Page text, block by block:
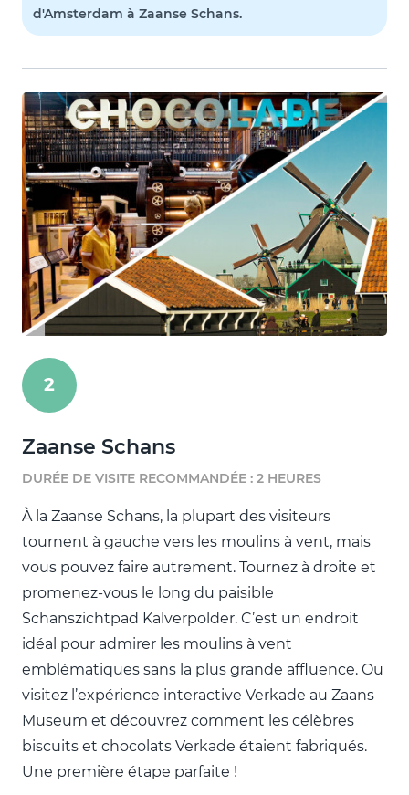
d'Amsterdam à Zaanse Schans.
2
Zaanse Schans
DURÉE DE VISITE RECOMMANDÉE : 2 HEURES
À la Zaanse Schans, la plupart des visiteurs
tournent à gauche vers les moulins à vent, mais
vous pouvez faire autrement. Tournez à droite et
promenez-vous le long du paisible
Schanszichtpad Kalverpolder. C’est un endroit
idéal pour admirer les moulins à vent
emblématiques sans la plus grande affluence. Ou
visitez l’expérience interactive Verkade au Zaans
Museum et découvrez comment les célèbres
biscuits et chocolats Verkade étaient fabriqués.
Une première étape parfaite !